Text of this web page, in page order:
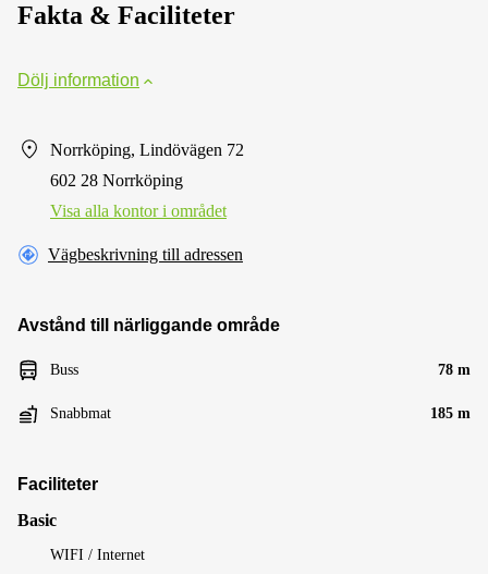
Fakta & Faciliteter
Dölj information
Norrköping, Lindövägen 72
602 28 Norrköping
Visa alla kontor i området
Vägbeskrivning till adressen
Avstånd till närliggande område
Buss 78 m
Snabbmat 185 m
Faciliteter
Basic
WIFI / Internet